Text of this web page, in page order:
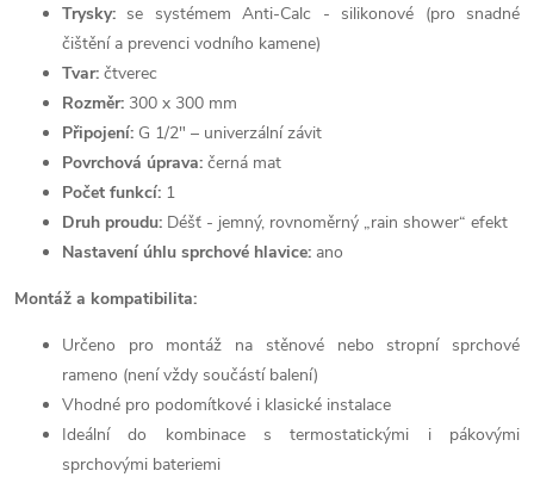
Trysky: se systémem Anti-Calc - silikonové (pro snadné
čištění a prevenci vodního kamene)
Tvar: čtverec
Rozměr: 300 x 300 mm
Připojení: G 1/2" – univerzální závit
Povrchová úprava: černá mat
Počet funkcí: 1
Druh proudu: Déšť - jemný, rovnoměrný „rain shower“ efekt
Nastavení úhlu sprchové hlavice: ano
Montáž a kompatibilita:
Určeno pro montáž na stěnové nebo stropní sprchové
rameno (není vždy součástí balení)
Vhodné pro podomítkové i klasické instalace
Ideální do kombinace s termostatickými i pákovými
sprchovými bateriemi